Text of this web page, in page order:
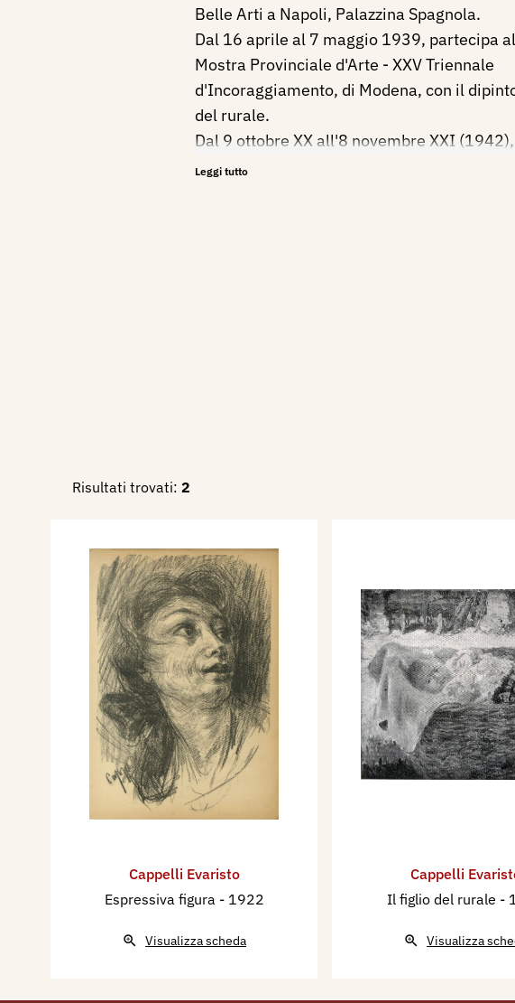
Belle Arti a Napoli, Palazzina Spagnola.
Dal 16 aprile al 7 maggio 1939, partecipa
Mostra Provinciale d'Arte - XXV Triennale
d'Incoraggiamento, di Modena, con il
del rurale.
Dal 9 ottobre XX all'8 novembre XXI (1942),
partecipa alla IX Mostra Interprovinciale del
Fascista Belle Arti Emilia Romagna, catalogo
mostra, Bologna, novembre - dicembre, pp.
1939 - VII Mostra Provinciale d'Arte - XXV
d'Incoraggiamento, catalogo mostra,
Interprovinciale Fascista Belle Arti Emilia -
Romagna (Sezione di Modena), 16 aprile -
- XVII E. F., Casa dei Professionisti e Artisti,
Boschetti - Modena, p. 13.
1942 - IX Mostra Interprovinciale del
Fascista delle Arti Emilia Romagna,
mostra, Bologna, p. 27.
Leggi tutto
Risultati trovati: 2
Cappelli Evaristo
Espressiva figura - 1922
Visualizza scheda
Cappelli
Il figlio del rurale -
Visualizza